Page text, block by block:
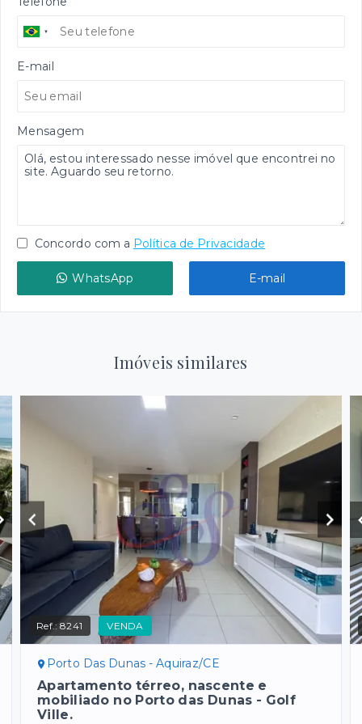
E-mail
Mensagem
Concordo com a Política de Privacidade
WhatsApp E-mail
Imóveis similares
Ref.:8241 VENDA
Porto Das Dunas - Aquiraz/CE
Apartamento térreo, nascente e
mobiliado no Porto das Dunas - Golf
Ville.